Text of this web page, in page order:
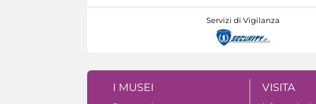
Servizi di Vigilanza
I MUSEI VISITA